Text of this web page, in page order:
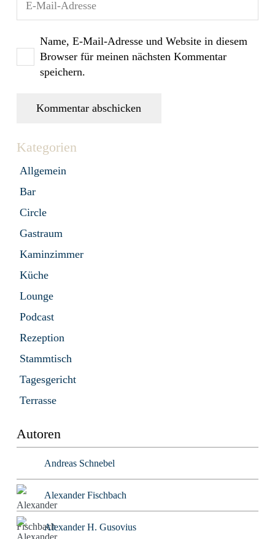
Name, E-Mail-Adresse und Website in diesem
Browser für meinen nächsten Kommentar
speichern.
Kommentar abschicken
Kategorien
Allgemein
Bar
Circle
Gastraum
Kaminzimmer
Küche
Lounge
Podcast
Rezeption
Stammtisch
Tagesgericht
Terrasse
Autoren
Andreas Schnebel
Alexander Fischbach
Alexander H. Gusovius